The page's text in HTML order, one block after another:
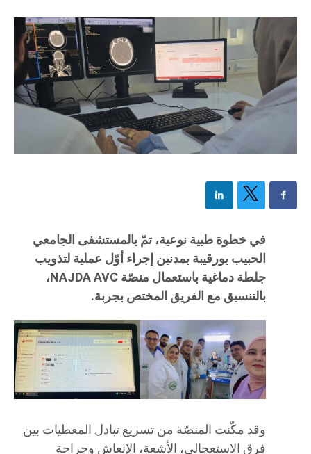
في خطوة طبية نوعية، تمّ بالمستشفى الجامعي
الحبيب بورقيبة بمدنين إجراء أوّل عملية لتذويب
جلطة دماغية باستعمال منصّة NAJDA AVC،
بالتنسيق مع الفريق المختص بجربة.
وقد مكّنت المنصّة من تسريع تبادل المعطيات بين
فرق الاستعجالي، الأشعة، الإنعاش وجراحة